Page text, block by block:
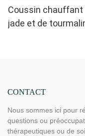
Coussin chauffant
jade et de
CONTACT
Nous sommes ici pour
questions ou
thérapeutiques ou de